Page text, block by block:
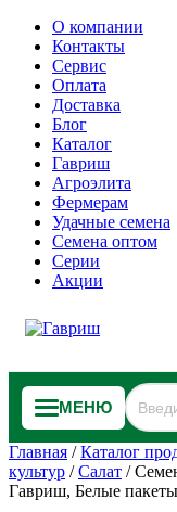
О компании
Контакты
Сервис
Оплата
Доставка
Блог
Каталог
Гавриш
Агроэлита
Фермерам
Удачные семена
Семена оптом
Серии
Акции
МЕНЮ
Главная /Каталог
культур /Салат /
Гавриш, Белые пакеты